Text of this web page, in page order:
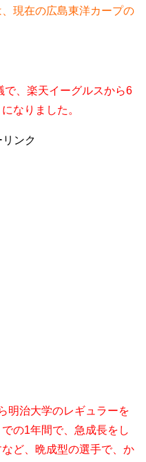
現在の広島東洋カープの
で、楽天イーグルスから6
なりました。
ンク
明治大学のレギュラーを
の1年間で、急成長をし
ど、晩成型の選手で、か